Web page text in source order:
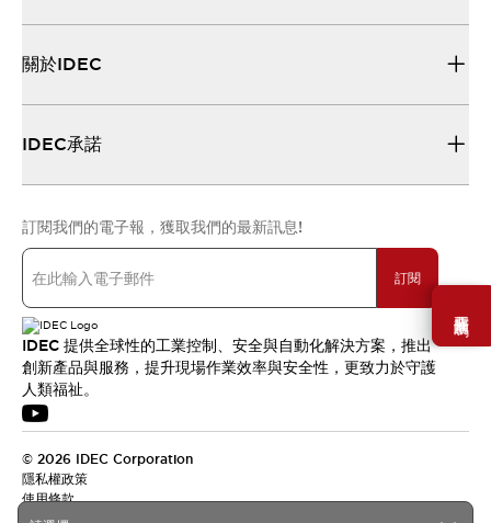
需要幫助嗎？
關於IDEC
IDEC承諾
訂閱我們的電子報，獲取我們的最新訊息!
訂閱
IDEC 提供全球性的工業控制、安全與自動化解決方案，推出
創新產品與服務，提升現場作業效率與安全性，更致力於守護
人類福祉。
© 2026 IDEC Corporation
隱私權政策
使用條款